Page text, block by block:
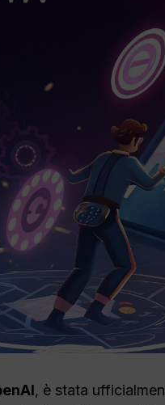
, è stata